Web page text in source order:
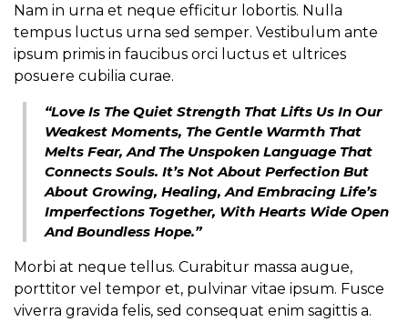
Nam in urna et neque efficitur lobortis. Nulla
tempus luctus urna sed semper. Vestibulum ante
ipsum primis in faucibus orci luctus et ultrices
posuere cubilia curae.
“Love Is The Quiet Strength That Lifts Us In Our
Weakest Moments, The Gentle Warmth That
Melts Fear, And The Unspoken Language That
Connects Souls. It’s Not About Perfection But
About Growing, Healing, And Embracing Life’s
Imperfections Together, With Hearts Wide Open
And Boundless Hope.”
Morbi at neque tellus. Curabitur massa augue,
porttitor vel tempor et, pulvinar vitae ipsum. Fusce
viverra gravida felis, sed consequat enim sagittis a.